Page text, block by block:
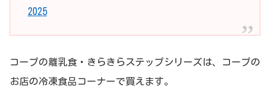
2025
コープの離乳食・きらきらステップシリーズは、コープの
お店の冷凍食品コーナーで買えます。